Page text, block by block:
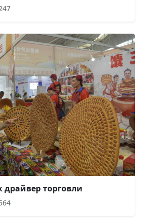
драйвер торговли